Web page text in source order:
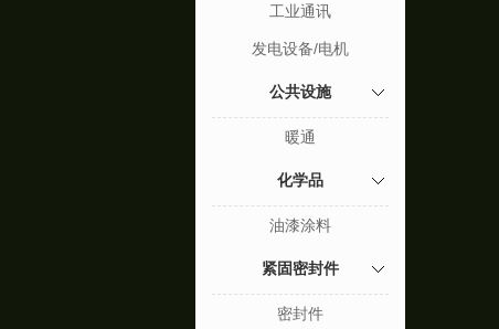
工业通讯
发电设备/电机
公共设施
暖通
化学品
油漆涂料
紧固密封件
密封件